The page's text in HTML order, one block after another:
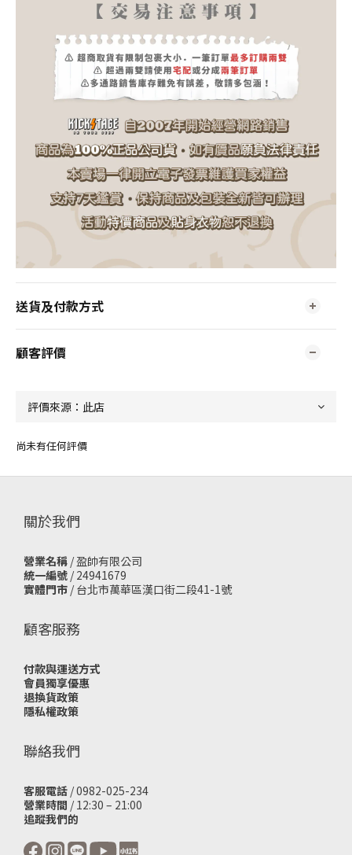
送貨及付款方式
顧客評價
尚未有任何評價
關於我們
營業名稱 / 盈帥有限公司
統一編號 / 24941679
實體門市 / 台北市萬華區漢口街二段41-1號
顧客服務
付款與運送方式
會員獨享優惠
退換貨政策
隱私權政策
聯絡我們
客服電話 / 0982-025-234
營業時間 / 12:30 – 21:00
追蹤我們的